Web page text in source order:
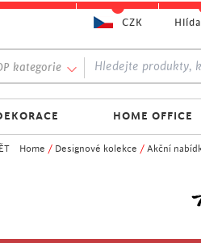
Home / Designové kolekce / Akční
kategorie
HOME OFFICE
CZK